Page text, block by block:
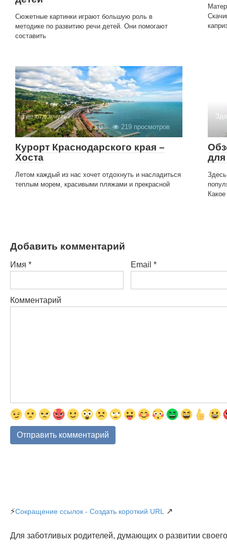
Сюжетные картинки играют большую роль в
методике по развитию речи детей. Они помогают
составить
Где отдохнуть?
0
219 просмотров
Курорт Краснодарского края –
Хоста
Летом каждый из нас хочет отдохнуть и насладиться
теплым морем, красивыми пляжами и прекрасной
для
Добавить комментарий
Имя * Email *
Комментарий
⚡Сокращение ссылок - Создать короткий URL ↗
Для заботливых родителей, думающих о развитии